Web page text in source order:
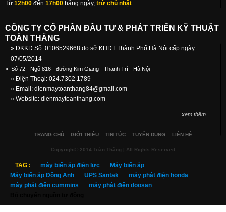
Từ 12h00 đến 17h00 hằng ngày, trừ chủ nhật
CÔNG TY CỔ PHẦN ĐẦU TƯ & PHÁT TRIỂN KỸ THUẬT
TOÀN THẮNG
» ĐKKD Số: 0106529668 do sở KHĐT Thành Phố Hà Nội cấp ngày
07/05/2014
» Số 72 - Ngõ 816 - đường Kim Giang - Thanh Trì - Hà Nội
» Điện Thoại: 024.7302 1789
» Email: dienmaytoanthang84@gmail.com
» Website: dienmaytoanthang.com
xem thêm
TRANG CHỦ GIỚI THIỆU TIN TỨC TUYỂN DỤNG LIÊN HỆ
Copyright© 2014 Toàn Thắng | All Rights Reserved
TAG : máy biến áp điện lực
Máy biến áp
Máy biến áp Đông Anh
UPS Santak
máy phát điện honda
máy phát điện cummins
máy phát điện doosan